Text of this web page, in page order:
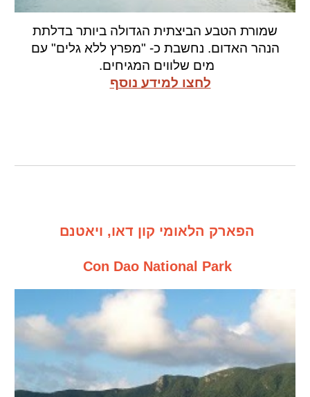
שמורת הטבע הביצתית הגדולה ביותר בדלתת
הנהר האדום. נחשבת כ- "מפרץ ללא גלים" עם
מים שלווים המגיחים.
לחצו למידע נוסף
הפארק הלאומי קון דאו, ויאטנם
Con Dao National Park